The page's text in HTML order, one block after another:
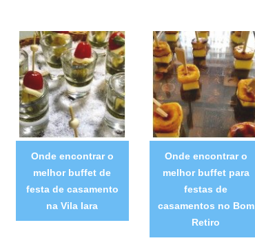
Onde encontrar o
melhor buffet de
festa de casamento
na Vila Iara
Onde encontrar o
melhor buffet para
festas de
casamentos no Bom
Retiro